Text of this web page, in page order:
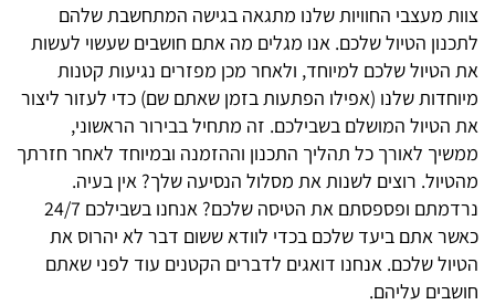
צוות מעצבי החוויות שלנו מתגאה בגישה המתחשבת שלהם
לתכנון הטיול שלכם. אנו מגלים מה אתם חושבים שעשוי לעשות
את הטיול שלכם למיוחד, ולאחר מכן מפזרים נגיעות קטנות
מיוחדות שלנו (אפילו הפתעות בזמן שאתם שם) כדי לעזור ליצור
את הטיול המושלם בשבילכם. זה מתחיל בבירור הראשוני,
ממשיך לאורך כל תהליך התכנון וההזמנה ובמיוחד לאחר חזרתך
מהטיול. רוצים לשנות את מסלול הנסיעה שלך? אין בעיה.
נרדמתם ופספסתם את הטיסה שלכם? אנחנו בשבילכם 24/7
כאשר אתם ביעד שלכם בכדי לוודא ששום דבר לא יהרוס את
הטיול שלכם. אנחנו דואגים לדברים הקטנים עוד לפני שאתם
חושבים עליהם.